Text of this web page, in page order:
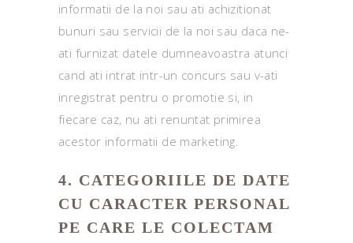
informatii de la noi sau ati achizitionat
bunuri sau servicii de la noi sau daca ne-
ati furnizat datele dumneavoastra atunci
cand ati intrat intr-un concurs sau v-ati
inregistrat pentru o promotie si, in
fiecare caz, nu ati renuntat primirea
acestor informatii de marketing.
4. CATEGORIILE DE DATE
CU CARACTER PERSONAL
PE CARE LE COLECTAM